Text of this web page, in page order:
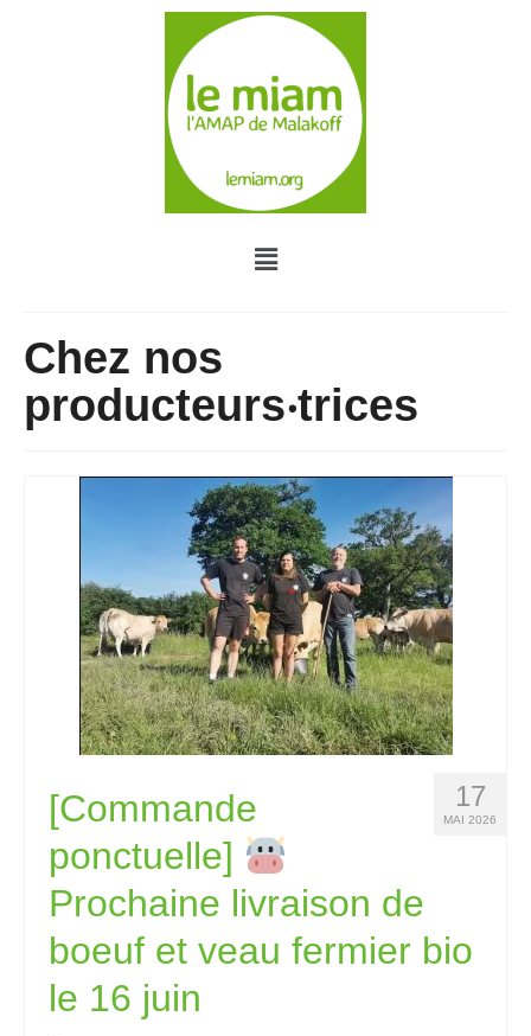
Chez nos
producteurs‧trices
17
MAI 2026
[Commande
ponctuelle]
Prochaine livraison de
boeuf et veau fermier bio
le 16 juin